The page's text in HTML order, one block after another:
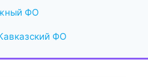
ФО
ФО